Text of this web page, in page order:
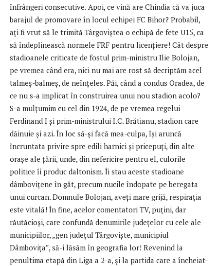
înfrângeri consecutive. Apoi, ce vină are Chindia că va juca
barajul de promovare în locul echipei FC Bihor? Probabil,
ați fi vrut să le trimită Târgoviștea o echipă de fete U15, ca
să îndeplinească normele FRF pentru licențiere! Cât despre
stadioanele criticate de fostul prim-ministru Ilie Bolojan,
pe vremea când era, nici nu mai are rost să decriptăm acel
talmeș-balmeș, de neînțeles. Păi, când a condus Oradea, de
ce nu s-a implicat în construirea unui nou stadion acolo?
S-a mulțumim cu cel din 1924, de pe vremea regelui
Ferdinand I și prim-ministrului I.C. Brătianu, stadion care
dăinuie și azi. În loc să-și facă mea-culpa, își aruncă
încruntata privire spre edili harnici și pricepuți, din alte
orașe ale țării, unde, din nefericire pentru el, culorile
politice îi produc daltonism. Îi stau aceste stadioane
dâmbovițene în gât, precum nucile îndopate pe beregata
unui curcan. Domnule Bolojan, aveți mare grijă, respirația
este vitală! În fine, acelor comentatori TV, puțini, dar
răutăcioși, care confundă denumirile județelor cu cele ale
municipiilor, „gen județul Târgoviște, municipiul
Dâmbovița”, să-i lăsăm în geografia lor! Revenind la
penultima etapă din Liga a 2-a, și la partida care a încheiat-